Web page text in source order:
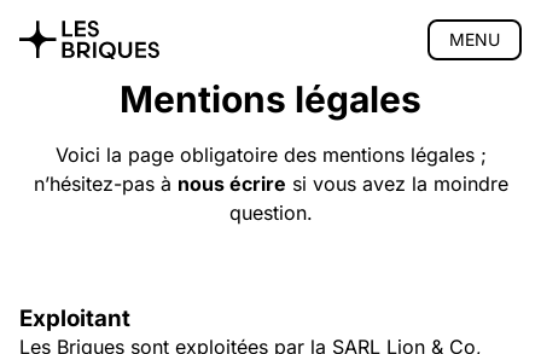
MENU
Coliving
Coworking
Salon de thé
🇬🇧 English version
Mentions légales
Voici la page obligatoire des mentions légales ;
n’hésitez-pas à nous écrire si vous avez la moindre
question.
Exploitant
Les Briques sont exploitées par la SARL Lion & Co,